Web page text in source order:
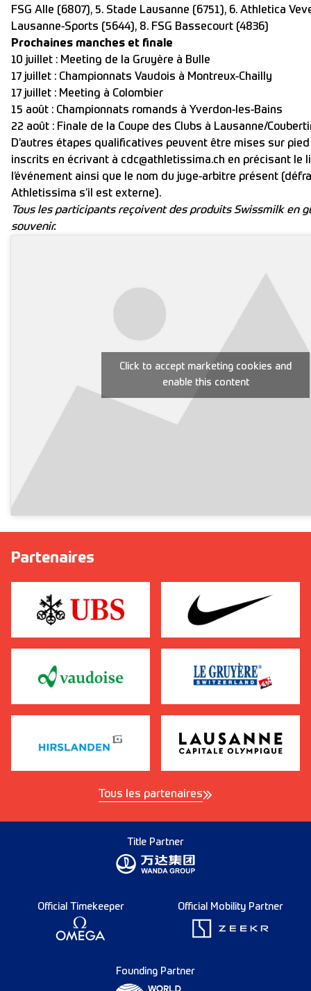
FSG Alle (6807), 5. Stade Lausanne (6751), 6. Athletica
Lausanne-Sports (5644), 8. FSG Bassecourt (4836)
Prochaines manches et finale
10 juillet : Meeting de la Gruyère à Bulle
17 juillet : Championnats Vaudois à Montreux-Chailly
17 juillet : Meeting à Colombier
15 août : Championnats romands à Yverdon-les-Bains
22 août : Finale de la Coupe des Clubs à Lausanne/
D’autres étapes qualificatives peuvent être mises sur
inscrits en écrivant à cdc@athletissima.ch en précisant le
l’événement ainsi que le nom du juge-arbitre présent
Athletissima s’il est externe).
Tous les participants reçoivent des produits Swissmilk en
souvenir.
Click to accept marketing cookies and
enable this content
Partenaires
Tous les partenaires
Title Partner
Official Timekeeper Official Mobility Partner
Founding Partner